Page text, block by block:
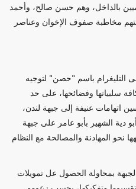
بالداخل، وهم حسن صالح، وأحمد
مخاطبة صفوف الإخوان وعناصر
التليغرام باسم "حصن" لتوجيه
سلبياتها وفضائحها، على حد
اتهامات عنيفة إلى جبهة لندن،
دية الشهير بأبو عامر على جبهة
نحو المهادنة والمصالحة مع النظام
بمحاولة الحصول عل تمويلات